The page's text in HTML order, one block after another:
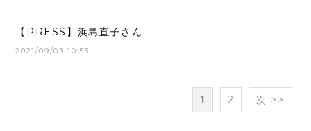
【PRESS】浜島直子さん
2021/09/03 10:53
1 2 次 >>